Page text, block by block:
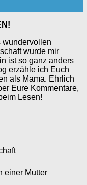
wundervollen
wurde mir
ist so ganz anders
erzähle ich Euch
als Mama. Ehrlich
Eure Kommentare,
Lesen!
einer Mutter